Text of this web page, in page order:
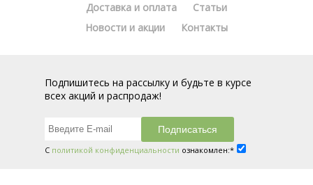
Доставка и оплата
Статьи
Новости и акции
Контакты
Подпишитесь на рассылку и будьте в курсе
всех акций и распродаж!
С политикой конфиденциальности ознакомлен:*